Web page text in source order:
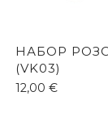
НАБОР
(VK03)
12,00 €